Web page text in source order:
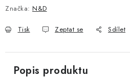
Značka: N&D
Tisk Zeptat se Sdílet
Popis produktu